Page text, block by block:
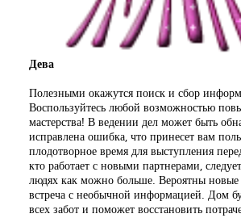
Дева
Полезными окажутся поиск и сбор
Воспользуйтесь любой возможностью
мастерства! В ведении дел может быть
исправлена ошибка, что принесет вам
плодотворное время для выступления
кто работает с новыми партнерами,
людях как можно больше. Вероятны новые
встреча с необычной информацией. Дом
всех забот и поможет восстановить